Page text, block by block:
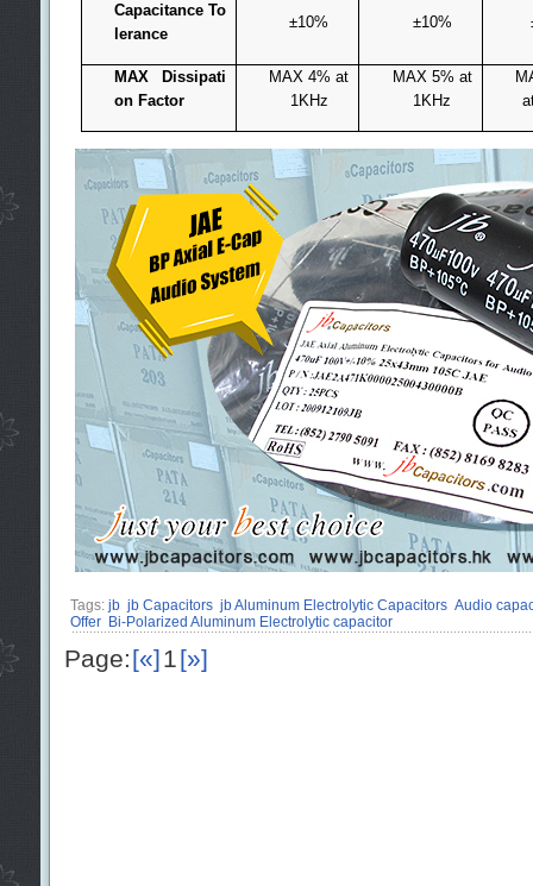
Capacitance To
lerance
±10% ±10%
MAX Dissipati
on Factor
MAX 4% at
1KHz
MAX 5% at
1KHz
Tags: jb jb Capacitors jb Aluminum Electrolytic Capacitors Audio
Offer
Bi-Polarized Aluminum Electrolytic capacitor
Page:[«]1[»]